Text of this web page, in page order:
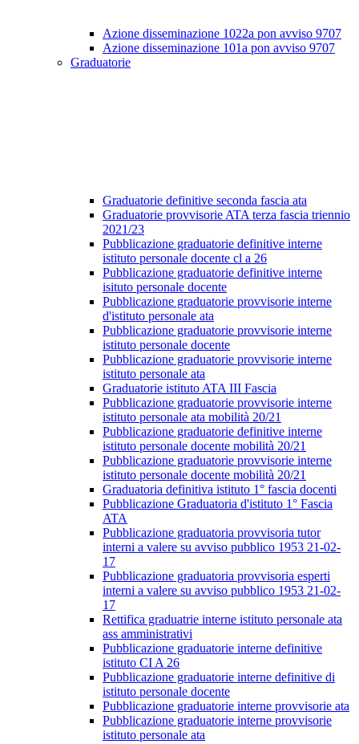
Azione disseminazione 1022a pon avviso 9707
Azione disseminazione 101a pon avviso 9707
Graduatorie
Graduatorie definitive seconda fascia ata
Graduatorie provvisorie ATA terza fascia triennio
2021/23
Pubblicazione graduatorie definitive interne
istituto personale docente cl a 26
Pubblicazione graduatorie definitive interne
isituto personale docente
Pubblicazione graduatorie provvisorie interne
d'istituto personale ata
Pubblicazione graduatorie provvisorie interne
istituto personale docente
Pubblicazione graduatorie provvisorie interne
istituto personale ata
Graduatorie istituto ATA III Fascia
Pubblicazione graduatorie provvisorie interne
istituto personale ata mobilità 20/21
Pubblicazione graduatorie definitive interne
istituto personale docente mobilità 20/21
Pubblicazione graduatorie provvisorie interne
istituto personale docente mobilità 20/21
Graduatoria definitiva istituto 1° fascia docenti
Pubblicazione Graduatoria d'istituto 1° Fascia
ATA
Pubblicazione graduatoria provvisoria tutor
interni a valere su avviso pubblico 1953 21-02-
17
Pubblicazione graduatoria provvisoria esperti
interni a valere su avviso pubblico 1953 21-02-
17
Rettifica graduatrie interne istituto personale ata
ass amministrativi
Pubblicazione graduatorie interne definitive
istituto CI A 26
Pubblicazione graduatorie interne definitive di
istituto personale docente
Pubblicazione graduatorie interne provvisorie ata
Pubblicazione graduatorie interne provvisorie
istituto personale ata